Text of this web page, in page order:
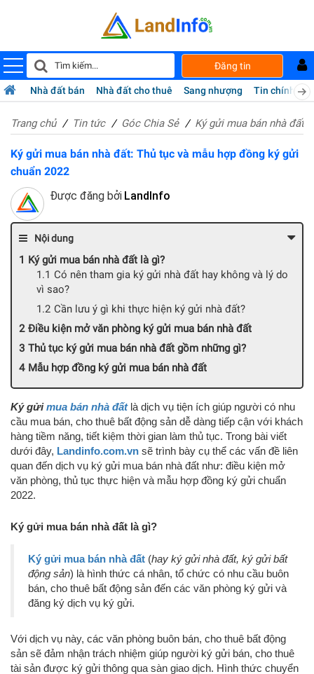
Đăng tin
Nhà đất bán Nhà đất cho thuê Sang nhượng Tin chính chủ
Trang chủ Tin tức Góc Chia Sẻ Ký gửi mua bán nhà đất:
Ký gửi mua bán nhà đất: Thủ tục và mẫu hợp đồng ký gửi
chuẩn 2022
Được đăng bởi LandInfo
Nội dung
Ký gửi mua bán nhà đất là gì?
Có nên tham gia ký gửi nhà đất hay không và lý do
vì sao?
Cần lưu ý gì khi thực hiện ký gửi nhà đất?
Điều kiện mở văn phòng ký gửi mua bán nhà đất
Thủ tục ký gửi mua bán nhà đất gồm những gì?
Mẫu hợp đồng ký gửi mua bán nhà đất
Ký gửimua bán nhà đấtlà dịch vụ tiện ích giúp người có nhu
cầu mua bán, cho thuê bất động sản dễ dàng tiếp cận với khách
hàng tiềm năng, tiết kiệm thời gian làm thủ tục. Trong bài viết
dưới đây, Landinfo.com.vn sẽ trình bày cụ thể các vấn đề liên
quan đến dịch vụ ký gửi mua bán nhà đất như: điều kiện mở
văn phòng, thủ tục thực hiện và mẫu hợp đồng ký gửi chuẩn
2022.
Ký gửi mua bán nhà đất là gì?
Ký gửi mua bán nhà đất (hay ký gửi nhà đất, ký gửi bất
động sản) là hình thức cá nhân, tổ chức có nhu cầu buôn
bán, cho thuê bất động sản đến các văn phòng ký gửi và
đăng ký dịch vụ ký gửi.
Với dịch vụ này, các văn phòng buôn bán, cho thuê bất động
sản sẽ đảm nhận trách nhiệm giúp người ký gửi bán, cho thuê
tài sản được ký gửi thông qua sàn giao dịch. Hình thức chuyển